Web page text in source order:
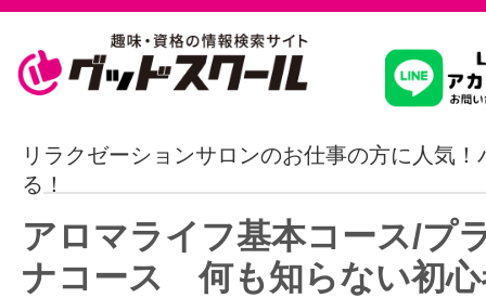
習いたいこ
スクールを
リラクゼーションサロンのお仕事の方に人気！
る！
アロマライフ基本コース/プ
ナコース 何も知らない初心